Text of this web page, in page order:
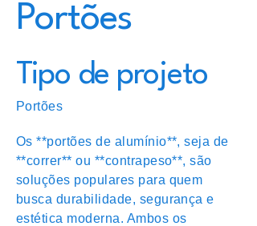
Portões
Tipo de projeto
Portões
Os **portões de alumínio**, seja de
**correr** ou **contrapeso**, são
soluções populares para quem
busca durabilidade, segurança e
estética moderna. Ambos os